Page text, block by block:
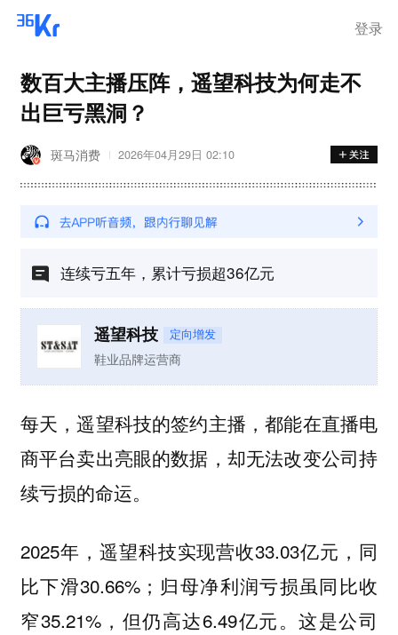
登录
数百大主播压阵，遥望科技为何走不
出巨亏黑洞？
斑马消费 2026年04月29日 02:10
连续亏五年，累计亏损超36亿元
遥望科技 定向增发
鞋业品牌运营商
每天，遥望科技的签约主播，都能在直播电
商平台卖出亮眼的数据， 却无法改变公司持
续亏损的命运。
2025年，遥望科技实现营收33.03亿元，同
比下滑30.66%；归母净利润亏损虽同比收
窄35.21%，但仍高达6.49亿元。这是公司